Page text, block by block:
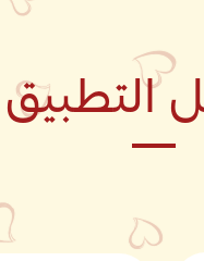
التطبيق